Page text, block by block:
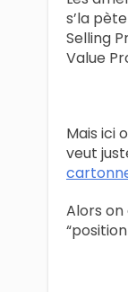
s’la
Selling
Value
Mais ici
veut
Alors